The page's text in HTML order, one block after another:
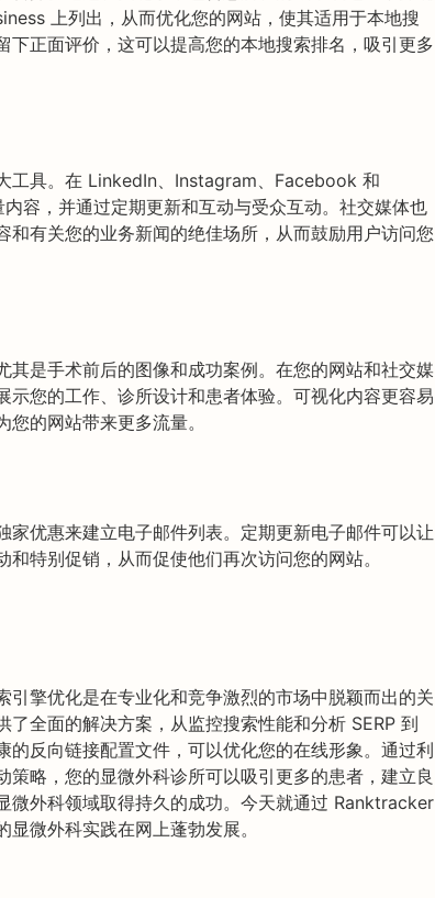
上列出，从而优化您的网站，使其适用于本地搜
下正面评价，这可以提高您的本地搜索排名，吸引更多
工具。在 LinkedIn、Instagram、Facebook 和
容，并通过定期更新和互动与受众互动。社交媒体也
和有关您的业务新闻的绝佳场所，从而鼓励用户访问您
其是手术前后的图像和成功案例。在您的网站和社交媒
示您的工作、诊所设计和患者体验。可视化内容更容易
的网站带来更多流量。
家优惠来建立电子邮件列表。定期更新电子邮件可以让
特别促销，从而促使他们再次访问您的网站。
引擎优化是在专业化和竞争激烈的市场中脱颖而出的关
全面的解决方案，从监控搜索性能和分析 SERP 到
的反向链接配置文件，可以优化您的在线形象。通过利
策略，您的显微外科诊所可以吸引更多的患者，建立良
微外科领域取得持久的成功。今天就通过 Ranktracker
微外科实践在网上蓬勃发展。